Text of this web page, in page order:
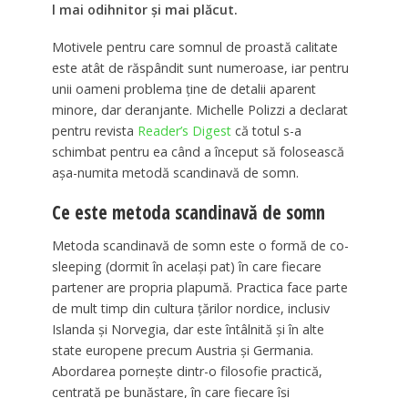
l mai odihnitor și mai plăcut.
Motivele pentru care somnul de proastă calitate
este atât de răspândit sunt numeroase, iar pentru
unii oameni problema ține de detalii aparent
minore, dar deranjante. Michelle Polizzi a declarat
pentru revista Reader’s Digestcă totul s-a
schimbat pentru ea când a început să folosească
așa-numita metodă scandinavă de somn.
Ce este metoda scandinavă de somn
Metoda scandinavă de somn este o formă de co-
sleeping (dormit în același pat) în care fiecare
partener are propria plapumă. Practica face parte
de mult timp din cultura țărilor nordice, inclusiv
Islanda și Norvegia, dar este întâlnită și în alte
state europene precum Austria și Germania.
Abordarea pornește dintr-o filosofie practică,
centrată pe bunăstare, în care fiecare își